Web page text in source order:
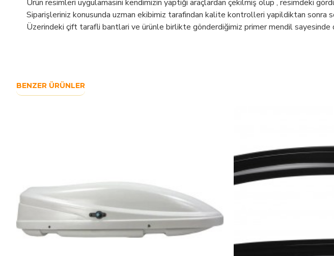
Ürün resimleri uygulamasini kendimizin yaptiği araçlardan çekilmiş olup , resimdeki
Siparişleriniz konusunda uzman ekibimiz tarafindan kalite kontrolleri yapildiktan sonra
Üzerindeki çift tarafli bantlari ve ürünle birlikte gönderdiğimiz primer mendil
BENZER ÜRÜNLER